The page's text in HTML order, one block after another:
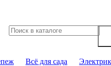
Всё для сада